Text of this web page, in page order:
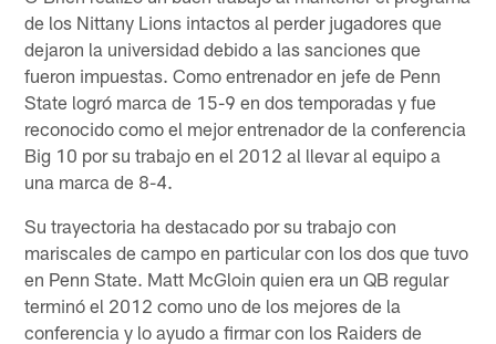
de los Nittany Lions intactos al perder jugadores que
dejaron la universidad debido a las sanciones que
fueron impuestas. Como entrenador en jefe de Penn
State logró marca de 15-9 en dos temporadas y fue
reconocido como el mejor entrenador de la conferencia
Big 10 por su trabajo en el 2012 al llevar al equipo a
una marca de 8-4.
Su trayectoria ha destacado por su trabajo con
mariscales de campo en particular con los dos que tuvo
en Penn State. Matt McGloin quien era un QB regular
terminó el 2012 como uno de los mejores de la
conferencia y lo ayudo a firmar con los Raiders de